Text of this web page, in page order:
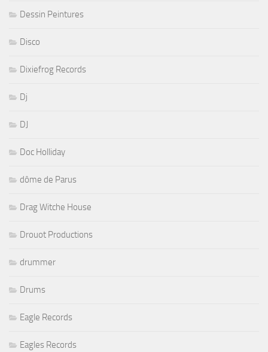
Dessin Peintures
Disco
Dixiefrog Records
Dj
DJ
Doc Holliday
dôme de Parus
Drag Witche House
Drouot Productions
drummer
Drums
Eagle Records
Eagles Records